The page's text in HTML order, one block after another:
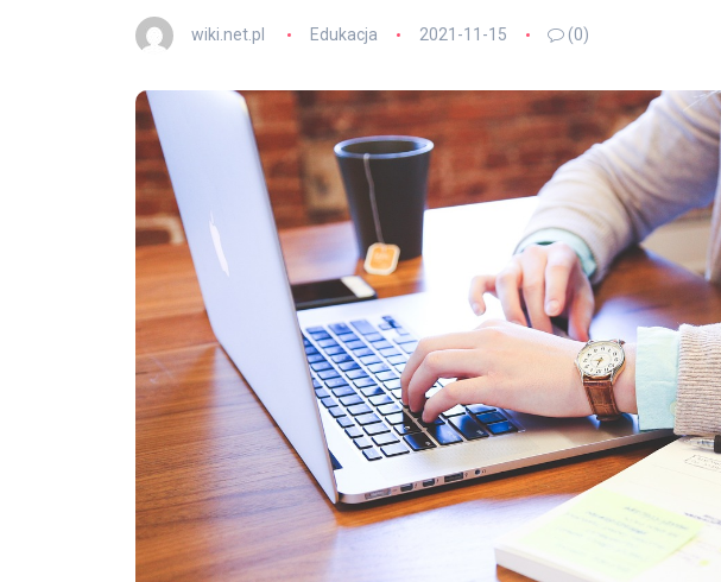
wiki.net.pl Edukacja 2021-11-15 (0)